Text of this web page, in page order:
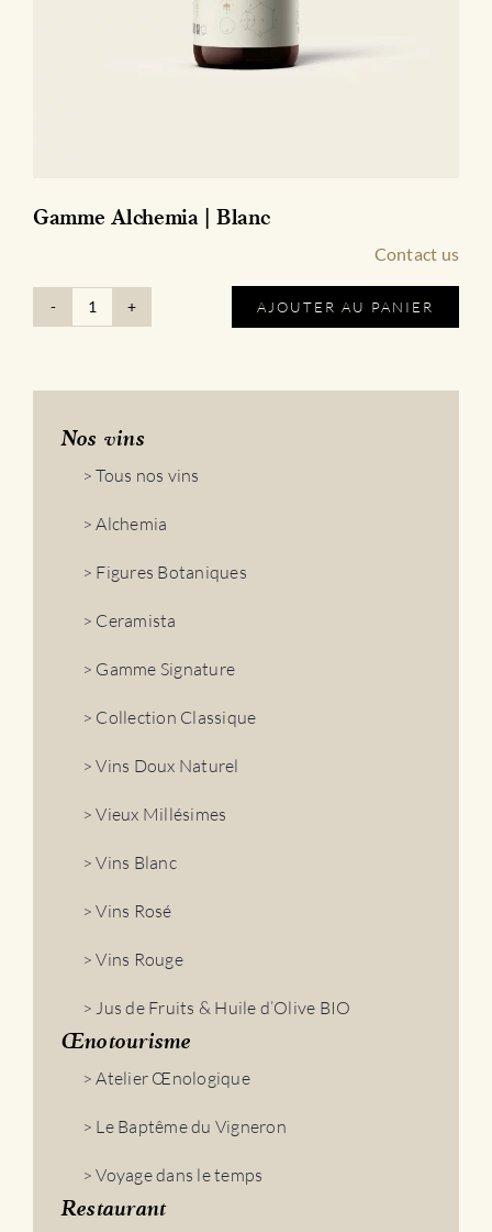
Nos vins
> Tous nos vins
> Alchemia
> Figures Botaniques
> Ceramista
> Gamme Signature
> Collection Classique
> Vins Doux Naturel
> Vieux Millésimes
> Vins Blanc
> Vins Rosé
> Vins Rouge
> Jus de Fruits & Huile d’Olive BIO
Œnotourisme
> Atelier Œnologique
> Le Baptême du Vigneron
> Voyage dans le temps
Restaurant
Gamme Alchemia | Blanc
Contact us
quantité
Blanc
AJOUTER AU PANIER